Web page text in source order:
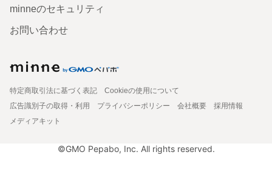
minneのセキュリティ
お問い合わせ
特定商取引法に基づく表記
Cookieの使用について
広告識別子の取得・利用
プライバシーポリシー 会社概要
採用情報
メディアキット
©GMO Pepabo, Inc. All rights reserved.